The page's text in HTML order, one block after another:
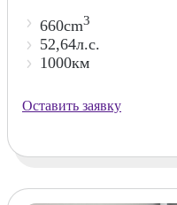
660cm3
52,64л.с.
1000км
Оставить заявку